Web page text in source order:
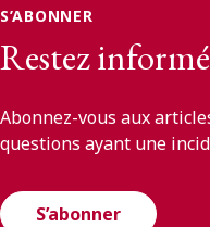
S’ABONNER
Restez informé
Abonnez-vous aux
questions ayant une
S’abonner